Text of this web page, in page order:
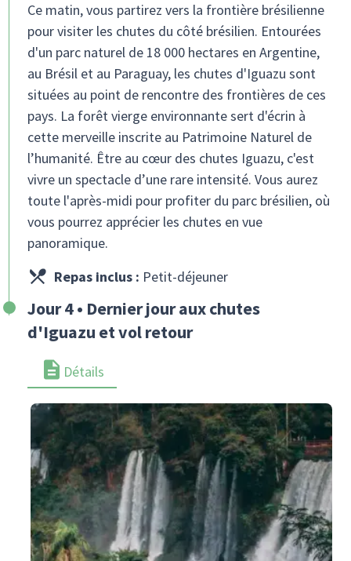
Ce matin, vous partirez vers la frontière brésilienne
pour visiter les chutes du côté brésilien. Entourées
d'un parc naturel de 18 000 hectares en Argentine,
au Brésil et au Paraguay, les chutes d'Iguazu sont
situées au point de rencontre des frontières de ces
pays. La forêt vierge environnante sert d'écrin à
cette merveille inscrite au Patrimoine Naturel de
l’humanité. Être au cœur des chutes Iguazu, c'est
vivre un spectacle d’une rare intensité. Vous aurez
toute l'après-midi pour profiter du parc brésilien, où
vous pourrez apprécier les chutes en vue
panoramique.
Repas inclus : Petit-déjeuner
Jour 4 • Dernier jour aux chutes
d'Iguazu et vol retour
Détails